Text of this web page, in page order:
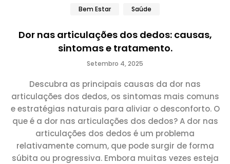
Bem Estar Saúde
Dor nas articulações dos dedos: causas,
sintomas e tratamento.
Setembro 4, 2025
Descubra as principais causas da dor nas
articulações dos dedos, os sintomas mais comuns
e estratégias naturais para aliviar o desconforto. O
que é a dor nas articulações dos dedos? A dor nas
articulações dos dedos é um problema
relativamente comum, que pode surgir de forma
súbita ou progressiva. Embora muitas vezes esteja